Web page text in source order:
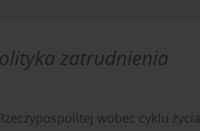
zatrudnienia
wobec cyklu życia